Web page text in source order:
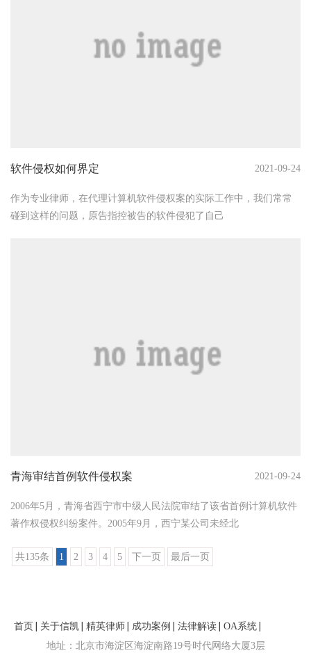
软件侵权如何界定 2021-09-24
作为专业律师，在代理计算机软件侵权案的实际工作中，我们常常
碰到这样的问题，原告指控被告的软件侵犯了自己
青海审结首例软件侵权案 2021-09-24
2006年5月，青海省西宁市中级人民法院审结了该省首例计算机软件
著作权侵权纠纷案件。2005年9月，西宁某公司未经北
共135条 1 2 3 4 5 下一页 最后一页
首页 关于信凯 精英律师 成功案例 法律解读
OA系统
地址：北京市海淀区海淀南路19号时代网络大厦3层